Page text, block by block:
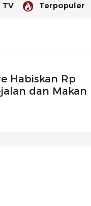
TV Terpopuler
Habiskan Rp
dan Makan